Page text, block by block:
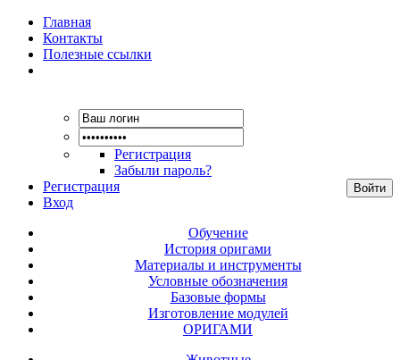
Главная
Контакты
Полезные ссылки
Регистрация
Забыли пароль?
Регистрация
Вход
Обучение
История оригами
Материалы и инструменты
Условные обозначения
Базовые формы
Изготовление модулей
ОРИГАМИ